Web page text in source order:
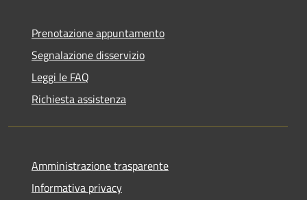
Prenotazione appuntamento
Segnalazione disservizio
Leggi le FAQ
Richiesta assistenza
Amministrazione trasparente
Informativa privacy